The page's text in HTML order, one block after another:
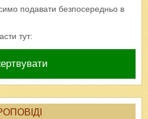
подавати безпосередньо в
тут: